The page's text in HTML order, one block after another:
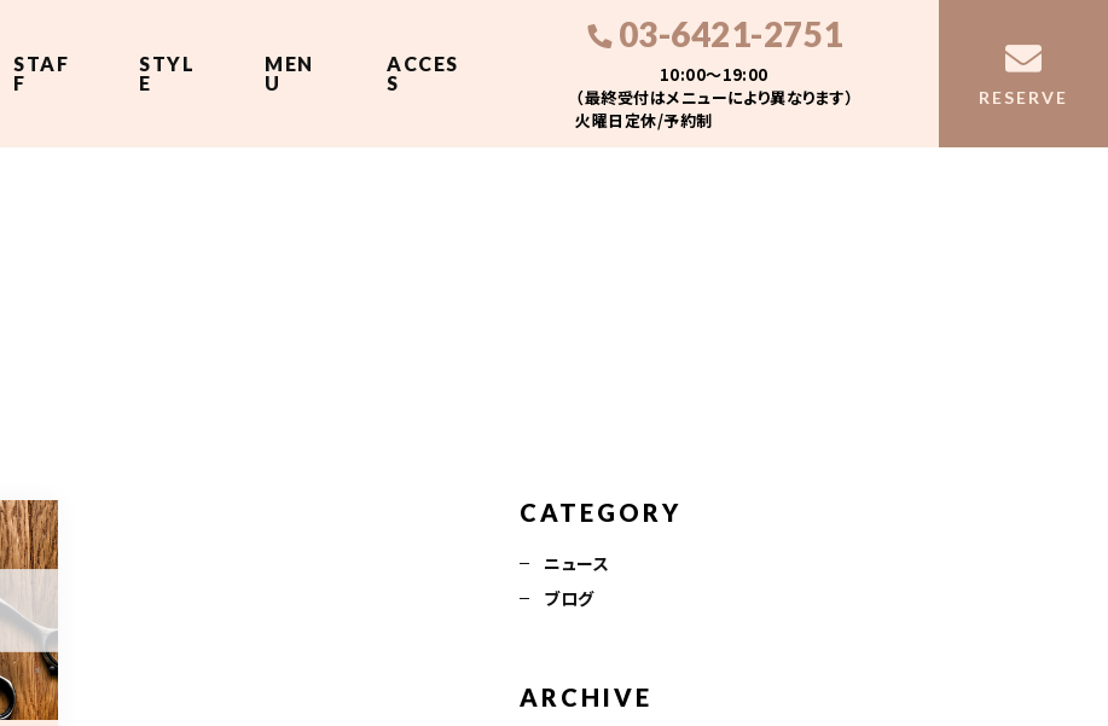
STAF
F
STYL
E
MEN
U
ACCES
S
03-6421-2751
10:00〜19:00
（最終受付はメニューにより異なります）
火曜日定休/予約制
RESERVE
CATEGORY
ニュース
ブログ
ARCHIVE